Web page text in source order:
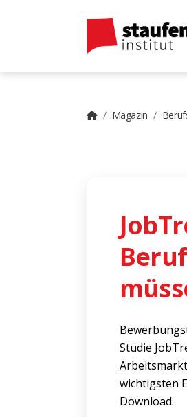
Magazin
Studie
wichtigsten
Download.